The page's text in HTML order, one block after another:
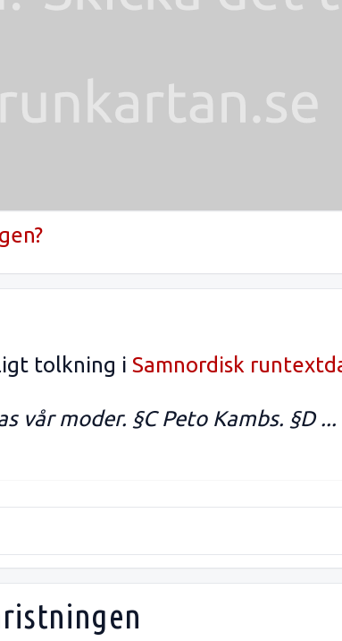
tolkning i Samnordisk
vår moder. §C Peto Kambs. §D ...